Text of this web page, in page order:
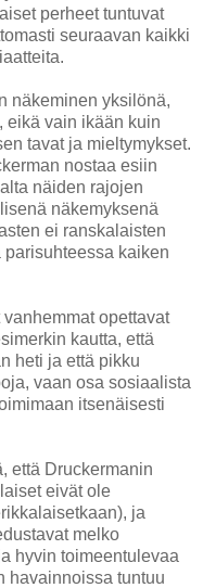
perheet tuntuvat
seuraavan kaikki
näkeminen yksilönä,
eikä vain ikään kuin
tavat ja mieltymykset.
nostaa esiin
näiden rajojen
näkemyksenä
ei ranskalaisten
kaiken
opettavat
kautta, että
heti ja että pikku
vaan osa sosiaalista
itsenäisesti
että Druckermanin
eivät ole
ja
melko
hyvin toimeentulevaa
havainnoissa tuntuu